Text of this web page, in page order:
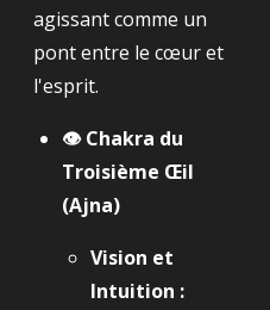
agissant comme un
pont entre le cœur et
l'esprit.
👁️ Chakra du
Troisième Œil
(Ajna)
Vision et
Intuition :